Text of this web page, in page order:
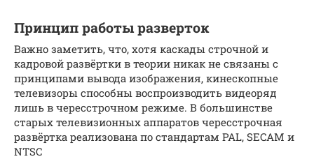
Принцип работы разверток
Важно заметить, что, хотя каскады строчной и
кадровой развёртки в теории никак не связаны с
принципами вывода изображения, кинескопные
телевизоры способны воспроизводить видеоряд
лишь в чересстрочном режиме. В большинстве
старых телевизионных аппаратов чересстрочная
развёртка реализована по стандартам PAL, SECAM и
NTSC